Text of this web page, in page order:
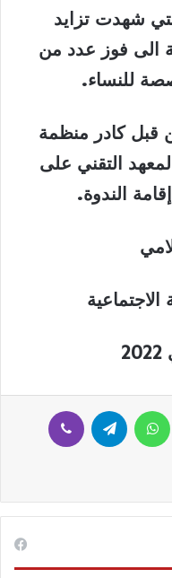
تشرين 2021 والتي شهدت تزايد
الى فوز عدد من
للنساء.
قبل كادر منظمة
التقني على
الندوة.
ماسنجر واتساب تيلقرام